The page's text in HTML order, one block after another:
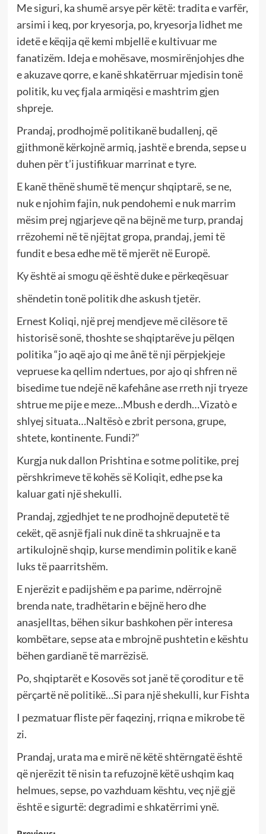
Me siguri, ka shumë arsye për këtë: tradita e varfër,
arsimi i keq, por kryesorja, po, kryesorja lidhet me
idetë e këqija që kemi mbjellë e kultivuar me
fanatizëm. Ideja e mohësave, mosmirënjohjes dhe
e akuzave qorre, e kanë shkatërruar mjedisin tonë
politik, ku veç fjala armiqësi e mashtrim gjen
shpreje.
Prandaj, prodhojmë politikanë budallenj, që
gjithmonë kërkojnë armiq, jashtë e brenda, sepse u
duhen për t’i justifikuar marrinat e tyre.
E kanë thënë shumë të mençur shqiptarë, se ne,
nuk e njohim fajin, nuk pendohemi e nuk marrim
mësim prej ngjarjeve që na bëjnë me turp, prandaj
rrëzohemi në të njëjtat gropa, prandaj, jemi të
fundit e besa edhe më të mjerët në Europë.
Ky është ai smogu që është duke e përkeqësuar
shëndetin tonë politik dhe askush tjetër.
Ernest Koliqi, një prej mendjeve më cilësore të
historisë sonë, thoshte se shqiptarëve ju pëlqen
politika “jo aqë ajo qi me ânë të nji përpjekjeje
vepruese ka qellim ndertues, por ajo qi shfren në
bisedime tue ndejë në kafehâne ase rreth nji tryeze
shtrue me pije e meze…Mbush e derdh…Vizatò e
shlyej situata…Naltësò e zbrit persona, grupe,
shtete, kontinente. Fundi?”
Kurgja nuk dallon Prishtina e sotme politike, prej
përshkrimeve të kohës së Koliqit, edhe pse ka
kaluar gati një shekulli.
Prandaj, zgjedhjet te ne prodhojnë deputetë të
cekët, që asnjë fjali nuk dinë ta shkruajnë e ta
artikulojnë shqip, kurse mendimin politik e kanë
luks të paarritshëm.
E njerëzit e padijshëm e pa parime, ndërrojnë
brenda nate, tradhëtarin e bëjnë hero dhe
anasjelltas, bëhen sikur bashkohen për interesa
kombëtare, sepse ata e mbrojnë pushtetin e kështu
bëhen gardianë të marrëzisë.
Po, shqiptarët e Kosovës sot janë të çoroditur e të
përçartë në politikë…Si para një shekulli, kur Fishta
I pezmatuar fliste për faqezinj, rriqna e mikrobe të
zi.
Prandaj, urata ma e mirë në këtë shtërngatë është
që njerëzit të nisin ta refuzojnë këtë ushqim kaq
helmues, sepse, po vazhduam kështu, veç një gjë
është e sigurtë: degradimi e shkatërrimi ynë.